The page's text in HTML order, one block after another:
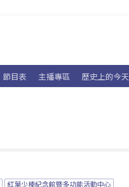
節目表 主播專區 歷史上的今天
紅葉少棒紀念館暨多功能活動中心